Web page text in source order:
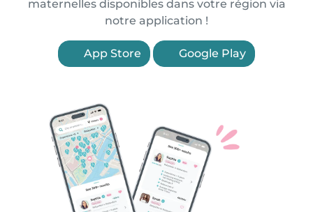
maternelles disponibles dans votre région via
notre application !
App Store Google Play